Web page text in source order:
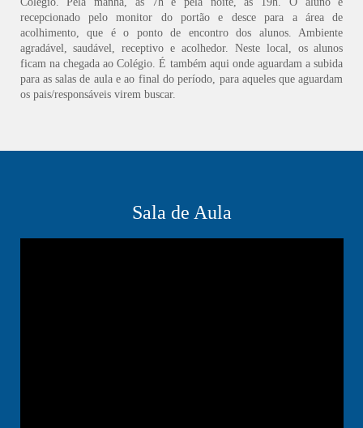
recepcionado pelo monitor do portão e desce para a área de
acolhimento, que é o ponto de encontro dos alunos. Ambiente
agradável, saudável, receptivo e acolhedor. Neste local, os alunos
ficam na chegada ao Colégio. É também aqui onde aguardam a subida
para as salas de aula e ao final do período, para aqueles que aguardam
os pais/responsáveis virem buscar.
Sala de Aula